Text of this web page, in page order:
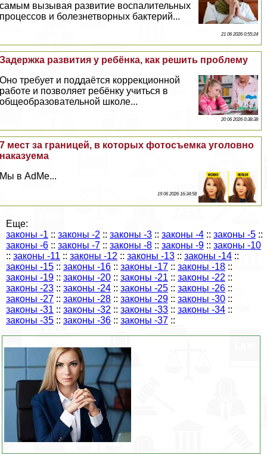
самым вызывая развитие воспалительных
процессов и болезнетворных бактерий...
21 06 2026 0:55:24
Задержка развития у ребёнка, как решить проблему
Оно требует и поддаётся коррекционной
работе и позволяет ребёнку учиться в
общеобразовательной школе...
20 06 2026 0:38:38
7 мест за границей, в которых фотосъемка уголовно
наказуема
Мы в AdMe...
19 06 2026 16:34:58
Еще:
законы -1 :: законы -2 :: законы -3 :: законы -4 :: законы -5 ::
законы -6 :: законы -7 :: законы -8 :: законы -9 :: законы -10
:: законы -11 :: законы -12 :: законы -13 :: законы -14 ::
законы -15 :: законы -16 :: законы -17 :: законы -18 ::
законы -19 :: законы -20 :: законы -21 :: законы -22 ::
законы -23 :: законы -24 :: законы -25 :: законы -26 ::
законы -27 :: законы -28 :: законы -29 :: законы -30 ::
законы -31 :: законы -32 :: законы -33 :: законы -34 ::
законы -35 :: законы -36 :: законы -37 ::